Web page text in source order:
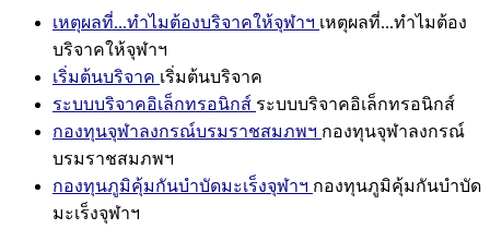
เหตุผลที่...ทำไมต้องบริจาคให้จุฬาฯ เหตุผลที่...ทำไมต้อง
บริจาคให้จุฬาฯ
เริ่มต้นบริจาค เริ่มต้นบริจาค
ระบบบริจาคอิเล็กทรอนิกส์ ระบบบริจาคอิเล็กทรอนิกส์
กองทุนจุฬาลงกรณ์บรมราชสมภพฯ กองทุนจุฬาลงกรณ์
บรมราชสมภพฯ
กองทุนภูมิคุ้มกันบำบัดมะเร็งจุฬาฯ กองทุนภูมิคุ้มกันบำบัด
มะเร็งจุฬาฯ